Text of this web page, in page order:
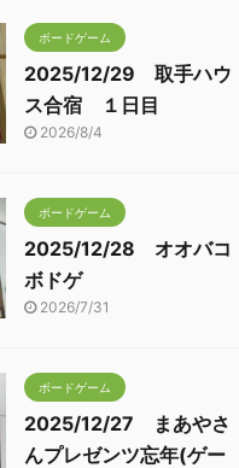
ボードゲーム
2025/12/29 取手ハウ
ス合宿 １日目
2026/8/4
ボードゲーム
2025/12/28 オオバコ
ボドゲ
2026/7/31
ボードゲーム
2025/12/27 まあやさ
んプレゼンツ忘年(ゲー